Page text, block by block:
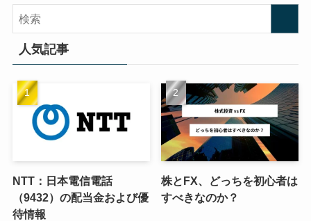
人気記事
NTT：日本電信電話
（9432）の配当金および優
待情報
株とFX、どっちを初心者は
すべきなのか？